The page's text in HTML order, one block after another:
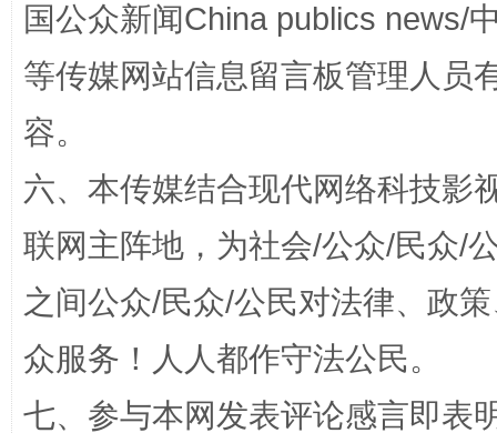
一颗心始终滚烫 还
国公众新闻China publics news/
等传媒网站信息留言板管理人员
容。
六、本传媒结合现代网络科技影
联网主阵地，为社会/公众/民众/
之间公众/民众/公民对法律、政
众服务！人人都作守法公民。
七、参与本网发表评论感言即表